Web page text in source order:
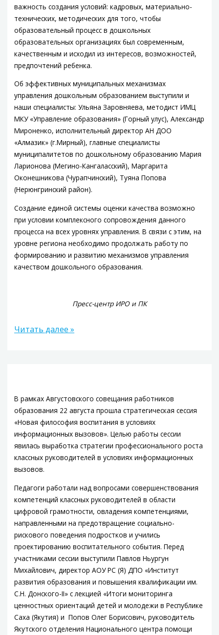
важность создания условий: кадровых, материально-
технических, методических для того, чтобы
образовательный процесс в дошкольных
образовательных организациях был современным,
качественным и исходил из интересов, возможностей,
предпочтений ребенка.
Об эффективных муниципальных механизмах
управления дошкольным образованием выступили и
наши специалисты: Ульяна Заровняева, методист ИМЦ
МКУ «Управление образования» (Горный улус), Александр
Мироненко, исполнительный директор АН ДОО
«Алмазик» (г.Мирный), главные специалисты
муниципалитетов по дошкольному образованию Мария
Ларионова (Мегино-Кангаласский), Маргарита
Оконешникова (Чурапчинский), Туяна Попова
(Нерюнгринский район).
Создание единой системы оценки качества возможно
при условии комплексного сопровождения данного
процесса на всех уровнях управления. В связи с этим, на
уровне региона необходимо продолжать работу по
формированию и развитию механизмов управления
качеством дошкольного образования.
Пресс-центр ИРО и ПК
Читать далее »
В рамках Августовского совещания работников
образования 22 августа прошла стратегическая сессия
«Новая философия воспитания в условиях
информационных вызовов». Целью работы сессии
явилась выработка стратегии профессионального роста
классных руководителей в условиях информационных
вызовов.
Педагоги работали над вопросами совершенствования
компетенций классных руководителей в области
цифровой грамотности, овладения компетенциями,
направленными на предотвращение социально-
рискового поведения подростков и учились
проектированию воспитательного события. Перед
участниками сессии выступили Павлов Ньургун
Михайлович, директор АОУ РС (Я) ДПО «Институт
развития образования и повышения квалификации им.
С.Н. Донского-II» с лекцией «Итоги мониторинга
ценностных ориентаций детей и молодежи в Республике
Саха (Якутия) и Попов Олег Борисович, руководитель
Якутского отделения Национального центра помощи